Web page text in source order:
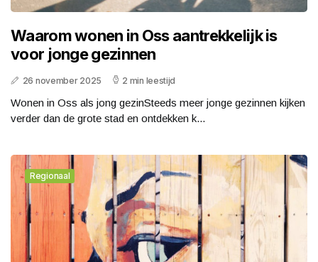
Waarom wonen in Oss aantrekkelijk is
voor jonge gezinnen
26 november 2025 2 min leestijd
Wonen in Oss als jong gezinSteeds meer jonge gezinnen kijken
verder dan de grote stad en ontdekken k...
Regionaal